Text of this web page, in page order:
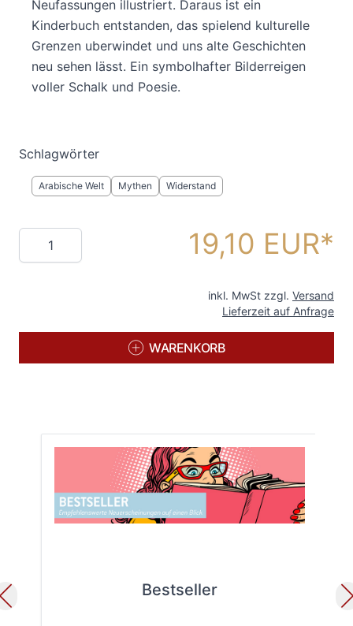
Neufassungen illustriert. Daraus ist ein
Kinderbuch entstanden, das spielend kulturelle
Grenzen uberwindet und uns alte Geschichten
neu sehen lässt. Ein symbolhafter Bilderreigen
voller Schalk und Poesie.
Schlagwörter
Arabische Welt Mythen Widerstand
Menge 19,10 EUR
inkl. MwSt zzgl. Versand
Lieferzeit auf Anfrage
WARENKORB
Bestseller